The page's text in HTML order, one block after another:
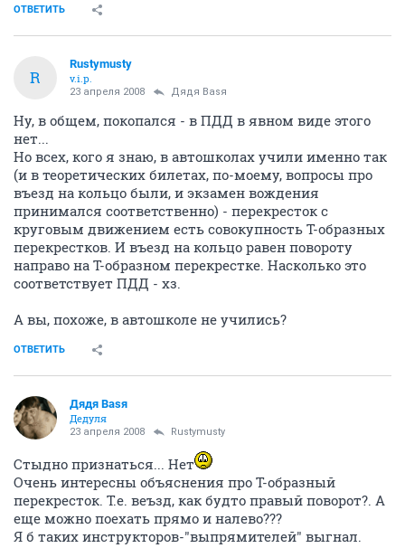
ОТВЕТИТЬ
R
Rustymusty
v.i.p.
23 апреля 2008 Дядя Ваsя
Ну, в общем, покопался - в ПДД в явном виде этого
нет...
Но всех, кого я знаю, в автошколах учили именно так
(и в теоретических билетах, по-моему, вопросы про
въезд на кольцо были, и экзамен вождения
принимался соответственно) - перекресток с
круговым движением есть совокупность Т-образных
перекрестков. И въезд на кольцо равен повороту
направо на Т-образном перекрестке. Насколько это
соответствует ПДД - хз.
А вы, похоже, в автошколе не учились?
ОТВЕТИТЬ
Дядя Ваsя
Дедуля
23 апреля 2008 Rustymusty
Стыдно признаться... Нет
Очень интересны объяснения про Т-образный
перекресток. Т.е. веъзд, как будто правый поворот?. А
еще можно поехать прямо и налево???
Я б таких инструкторов-"выпрямителей" выгнал.